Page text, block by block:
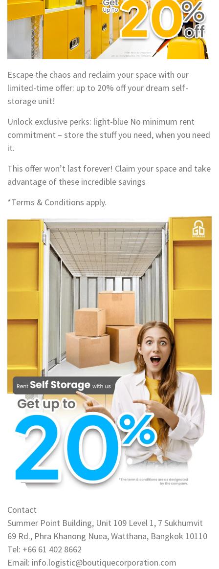
Escape the chaos and reclaim your space with our
limited-time offer: up to 20% off your dream self-
storage unit!
Unlock exclusive perks: light-blue No minimum rent
commitment – store the stuff you need, when you need
it.
This offer won’t last forever! Claim your space and take
advantage of these incredible savings
*Terms & Conditions apply.
Contact
Summer Point Building, Unit 109 Level 1, 7 Sukhumvit
69 Rd., Phra Khanong Nuea, Watthana, Bangkok 10110
Tel: +66 61 402 8662
Email: info.logistic@boutiquecorporation.com